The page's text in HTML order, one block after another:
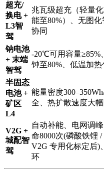
超充/
换电 +
L3智
驾
兆瓦级超充（轻量
能至80%）、无图
协同
钠电池
+ 末端
智驾
-20℃可用容量≥85%
钟至80%、低温加热
半固态
电池 +
矿区
L4
能量密度
全、热扩散速度大
V2G +
城配智
驾
自动补能、电网调
命8000次(磷酸铁锂
V2G 专用化标定后)
环